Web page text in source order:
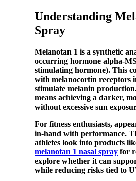
Understanding
Spray
Melanotan 1 is a synthetic
occurring hormone alpha-
stimulating hormone). This
with melanocortin receptors
stimulate melanin
means achieving a darker,
without excessive sun
For fitness enthusiasts,
in-hand with performance.
athletes look into products
melanotan 1 nasal spray for
explore whether it can
while reducing risks tied to